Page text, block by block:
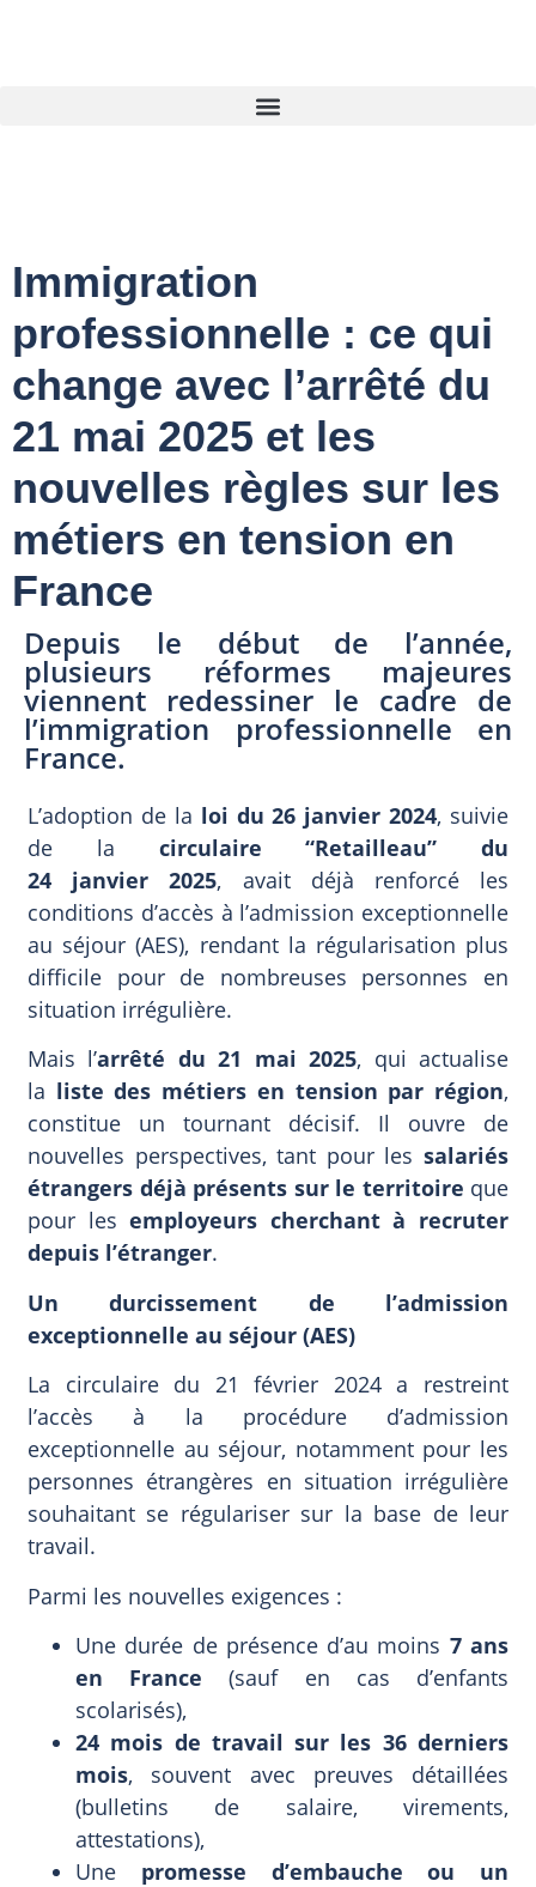
Immigration
professionnelle : ce qui
change avec l’arrêté du
21 mai 2025 et les
nouvelles règles sur les
métiers en tension en
France
Depuis le début de l’année,
plusieurs réformes majeures
viennent redessiner le cadre de
l’immigration professionnelle en
France.
L’adoption de la loi du 26 janvier 2024, suivie
de la circulaire “Retailleau” du
24 janvier 2025, avait déjà renforcé les
conditions d’accès à l’admission exceptionnelle
au séjour (AES), rendant la régularisation plus
difficile pour de nombreuses personnes en
situation irrégulière.
Mais l’arrêté du 21 mai 2025, qui actualise
la liste des métiers en tension par région,
constitue un tournant décisif. Il ouvre de
nouvelles perspectives, tant pour les salariés
étrangers déjà présents sur le territoire que
pour lesemployeurs cherchant à recruter
depuis l’étranger.
Un durcissement de l’admission
exceptionnelle au séjour (AES)
La circulaire du 21 février 2024 a restreint
l’accès à la procédure d’admission
exceptionnelle au séjour, notamment pour les
personnes étrangères en situation irrégulière
souhaitant se régulariser sur la base de leur
travail.
Parmi les nouvelles exigences :
Une durée de présence d’au moins 7 ans
en France (sauf en cas d’enfants
scolarisés),
24 mois de travail sur les 36 derniers
mois, souvent avec preuves détaillées
(bulletins de salaire, virements,
attestations),
Une promesse d’embauche ou un